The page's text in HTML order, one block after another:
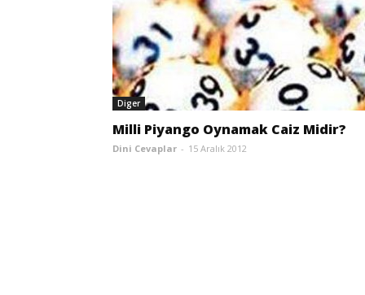
Diger
Milli Piyango Oynamak Caiz Midir?
Dini Cevaplar - 15 Aralık 2012